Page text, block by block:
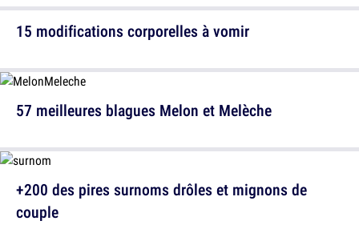
57 meilleures blagues Melon et Melèche
15 modifications corporelles à vomir
+200 des pires surnoms drôles et mignons de
couple